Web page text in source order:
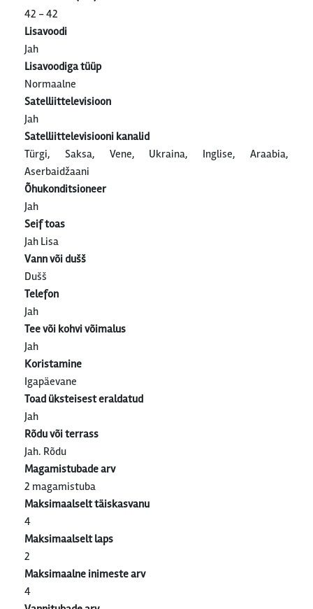
42 - 42
Lisavoodi
Jah
Lisavoodiga tüüp
Normaalne
Satelliittelevisioon
Jah
Satelliittelevisiooni kanalid
Türgi, Saksa, Vene, Ukraina, Inglise, Araabia,
Aserbaidžaani
Õhukonditsioneer
Jah
Seif toas
Jah Lisa
Vann või dušš
Dušš
Telefon
Jah
Tee või kohvi võimalus
Jah
Koristamine
Igapäevane
Toad üksteisest eraldatud
Jah
Rõdu või terrass
Jah. Rõdu
Magamistubade arv
2 magamistuba
Maksimaalselt täiskasvanu
4
Maksimaalselt laps
2
Maksimaalne inimeste arv
4